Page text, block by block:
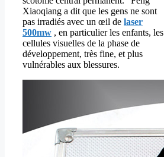
Xiaoqiang a dit que les gens ne sont
pas irradiés avec un œil de laser
500mw , en particulier les enfants, les
cellules visuelles de la phase de
développement, très fine, et plus
vulnérables aux blessures.